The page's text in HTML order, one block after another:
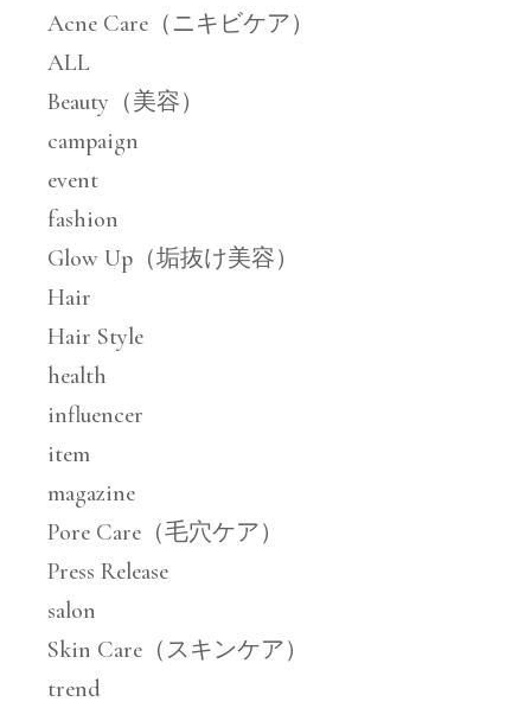
Acne Care（ニキビケア）
ALL
Beauty（美容）
campaign
event
fashion
Glow Up（垢抜け美容）
Hair
Hair Style
health
influencer
item
magazine
Pore Care（毛穴ケア）
Press Release
salon
Skin Care（スキンケア）
trend